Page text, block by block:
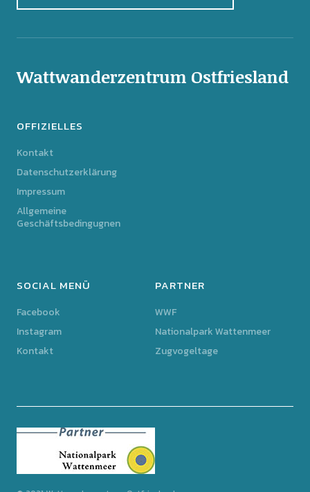
Wattwanderzentrum Ostfriesland
OFFIZIELLES
Kontakt
Datenschutzerklärung
Impressum
Allgemeine
Geschäftsbedingugnen
SOCIAL MENÜ
Facebook
Instagram
Kontakt
PARTNER
WWF
Nationalpark Wattenmeer
Zugvogeltage